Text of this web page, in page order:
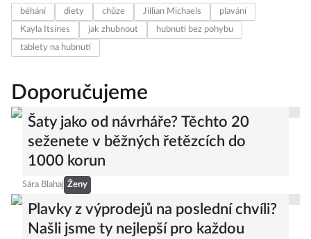
běhání diety chůze Jillian Michaels
plavání
Kayla Itsines
jak zhubnout
hubnutí bez pohybu
tablety na hubnutí
Doporučujeme
Šaty jako od návrháře? Těchto 20
seženete v běžných řetězcích do
1000 korun
Sára Blahaj Ženy
Plavky z výprodejů na poslední chvíli?
Našli jsme ty nejlepší pro každou